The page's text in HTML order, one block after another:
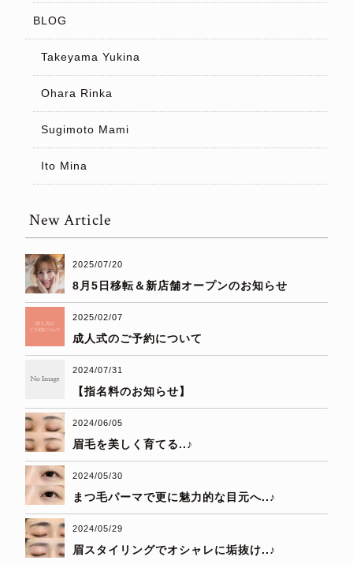
BLOG
Takeyama Yukina
Ohara Rinka
Sugimoto Mami
Ito Mina
New Article
2025/07/20
8月5日移転＆新店舗オープンのお知らせ
2025/02/07
成人式のご予約について
2024/07/31
【指名料のお知らせ】
2024/06/05
眉毛を美しく育てる..♪
2024/05/30
まつ毛パーマで更に魅力的な目元へ..♪
2024/05/29
眉スタイリングでオシャレに垢抜け..♪